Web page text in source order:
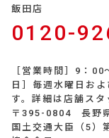
飯田店
0120-
［営業時間］9：
日］毎週水曜日お
す。詳細は店舗スタ
〒395-0804 長野県
国土交通大臣（5）